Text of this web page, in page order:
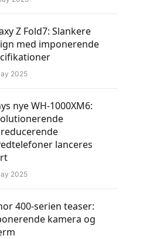
Z Fold7: Slankere
med imponerende
2025
nye WH-1000XM6:
lanceres
2025
400-serien teaser:
kamera og